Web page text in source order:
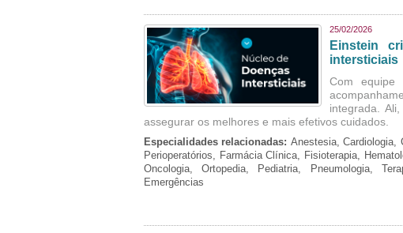
25/02/2026
Einstein
intersticiais
Com equipe
integrada.
assegurar os melhores e mais efetivos cuidados.
Especialidades relacionadas: Anestesia, Cardiologia,
Perioperatórios, Farmácia Clínica, Fisioterapia,
Oncologia, Ortopedia, Pediatria, Pneumologia,
Emergências